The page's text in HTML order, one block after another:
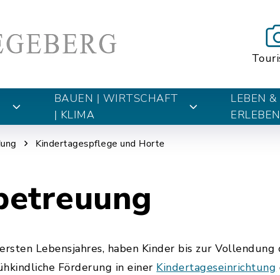
BAUEN | WIRTSCHAFT
| KLIMA
LEBEN &
ERLEBEN
Kindertagespflege und Horte
Lebensjahres, haben Kinder bis zur
Förderung in einer Kindertageseinrichtung